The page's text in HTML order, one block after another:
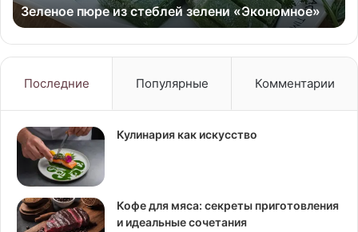
Зеленое пюре из стеблей зелени «Экономное»
Последние Популярные Комментарии
Кулинария как искусство
Кофе для мяса: секреты приготовления
и идеальные сочетания